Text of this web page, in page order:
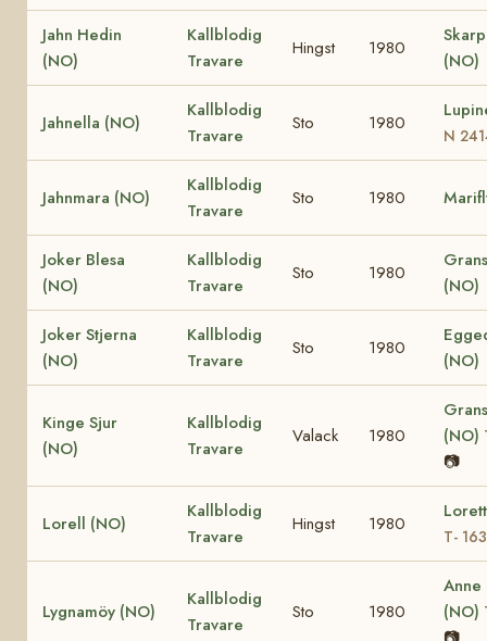
Jahn Hedin
(NO)
Kallblodig
Travare
Hingst 1980
(NO)
Jahnella (NO)
Kallblodig
Travare
Sto 1980
N
Jahnmara (NO)
Kallblodig
Travare
Sto 1980
Joker Blesa
(NO)
Kallblodig
Travare
Sto 1980
(NO)
Joker Stjerna
(NO)
Kallblodig
Travare
Sto 1980
(NO)
Kinge Sjur
(NO)
Kallblodig
Travare
Valack 1980
(NO)
📷
Lorell (NO)
Kallblodig
Travare
Hingst 1980
T-
Lygnamöy (NO)
Kallblodig
Travare
Sto 1980
Anne
(NO)